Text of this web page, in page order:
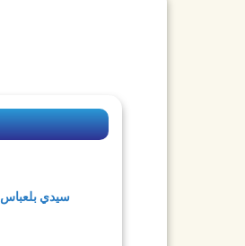
22 سيدي بلعباس